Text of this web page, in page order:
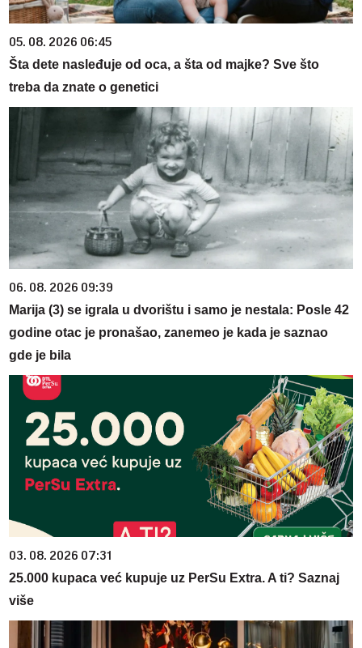
05. 08. 2026 06:45
Šta dete nasleđuje od oca, a šta od majke? Sve što
treba da znate o genetici
06. 08. 2026 09:39
Marija (3) se igrala u dvorištu i samo je nestala: Posle 42
godine otac je pronašao, zanemeo je kada je saznao
gde je bila
03. 08. 2026 07:31
25.000 kupaca već kupuje uz PerSu Extra. A ti? Saznaj
više